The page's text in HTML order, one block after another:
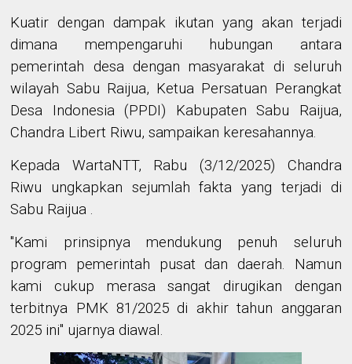
Kuatir dengan dampak ikutan yang akan terjadi
dimana mempengaruhi hubungan antara
pemerintah desa dengan masyarakat di seluruh
wilayah Sabu Raijua, Ketua Persatuan Perangkat
Desa Indonesia (PPDI) Kabupaten Sabu Raijua,
Chandra Libert Riwu, sampaikan keresahannya.
Kepada WartaNTT, Rabu (3/12/2025) Chandra
Riwu ungkapkan sejumlah fakta yang terjadi di
Sabu Raijua .
"Kami prinsipnya mendukung penuh seluruh
program pemerintah pusat dan daerah. Namun
kami cukup merasa sangat dirugikan dengan
terbitnya PMK 81/2025 di akhir tahun anggaran
2025 ini" ujarnya diawal.